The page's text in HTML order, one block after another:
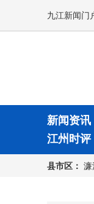
九江新闻门
新闻资讯
江州时评
县市区： 濂